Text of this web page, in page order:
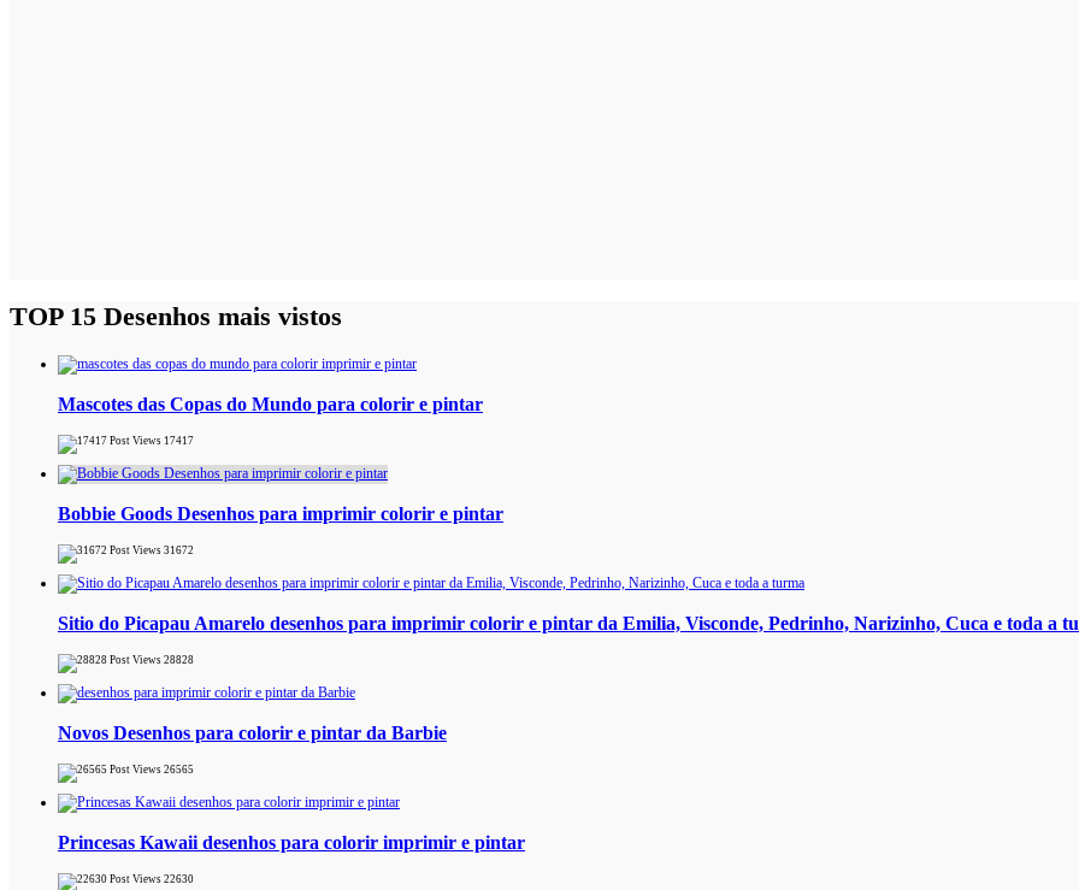
TOP 15 Desenhos mais vistos
Mascotes das Copas do Mundo para colorir e pintar
17417
Bobbie Goods Desenhos para imprimir colorir e pintar
31672
Sitio do Picapau Amarelo desenhos para imprimir colorir e pintar da Emilia, Visconde, Pedrinho, Narizinho, Cuca e toda a
28828
Novos Desenhos para colorir e pintar da Barbie
26565
Princesas Kawaii desenhos para colorir imprimir e pintar
22630